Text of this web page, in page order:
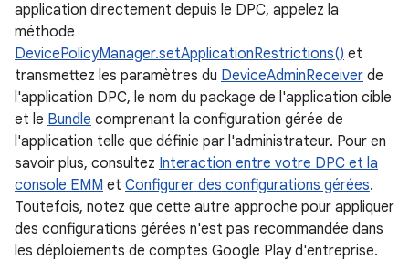
application directement depuis le DPC, appelez la
méthode
DevicePolicyManager.setApplicationRestrictions() et
transmettez les paramètres du DeviceAdminReceiver de
l'application DPC, le nom du package de l'application cible
et le Bundle comprenant la configuration gérée de
l'application telle que définie par l'administrateur. Pour en
savoir plus, consultez Interaction entre votre DPC et la
console EMM et Configurer des configurations gérées.
Toutefois, notez que cette autre approche pour appliquer
des configurations gérées n'est pas recommandée dans
les déploiements de comptes Google Play d'entreprise.